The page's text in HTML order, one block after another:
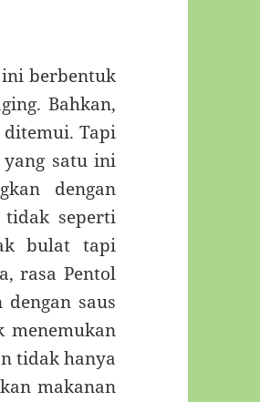
berbentuk
Bahkan,
Tapi
yang satu ini
dengan
seperti
bulat tapi
rasa Pentol
saus
menemukan
tidak hanya
makanan